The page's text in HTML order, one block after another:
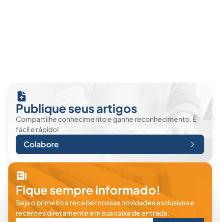
Publique seus artigos
Compartilhe conhecimento e ganhe reconhecimento. É
fácil e rápido!
Colabore
Fique sempre informado!
Seja o primeiro a receber nossas novidades exclusivas e
recentes diretamente em sua caixa de entrada.